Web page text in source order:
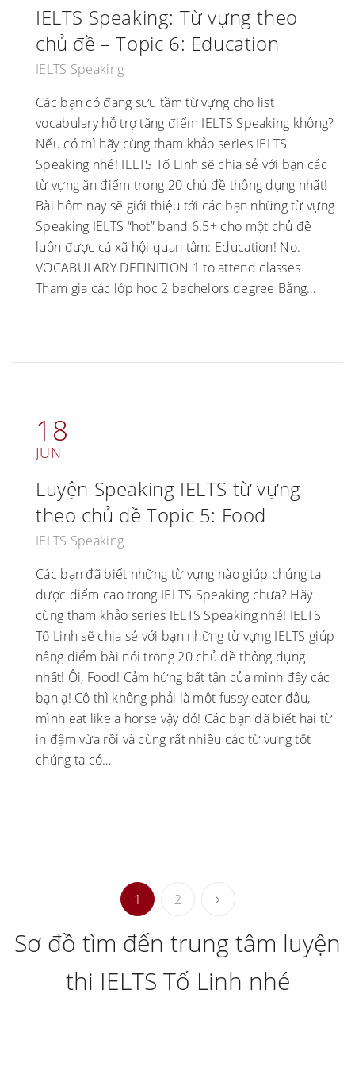
IELTS Speaking: Từ vựng theo
chủ đề – Topic 6: Education
IELTS Speaking
Các bạn có đang sưu tầm từ vựng cho list
vocabulary hỗ trợ tăng điểm IELTS Speaking không?
Nếu có thì hãy cùng tham khảo series IELTS
Speaking nhé! IELTS Tố Linh sẽ chia sẻ với bạn các
từ vựng ăn điểm trong 20 chủ đề thông dụng nhất!
Bài hôm nay sẽ giới thiệu tới các bạn những từ vựng
Speaking IELTS “hot” band 6.5+ cho một chủ đề
luôn được cả xã hội quan tâm: Education! No.
VOCABULARY DEFINITION 1 to attend classes
Tham gia các lớp học 2 bachelors degree Bằng…
18
JUN
Luyện Speaking IELTS từ vựng
theo chủ đề Topic 5: Food
IELTS Speaking
Các bạn đã biết những từ vựng nào giúp chúng ta
được điểm cao trong IELTS Speaking chưa? Hãy
cùng tham khảo series IELTS Speaking nhé! IELTS
Tố Linh sẽ chia sẻ với bạn những từ vựng IELTS giúp
nâng điểm bài nói trong 20 chủ đề thông dụng
nhất! Ôi, Food! Cảm hứng bất tận của mình đấy các
bạn ạ! Cô thì không phải là một fussy eater đâu,
mình eat like a horse vậy đó! Các bạn đã biết hai từ
in đậm vừa rồi và cùng rất nhiều các từ vựng tốt
chúng ta có…
1 2
Sơ đồ tìm đến trung tâm luyện
thi IELTS Tố Linh nhé